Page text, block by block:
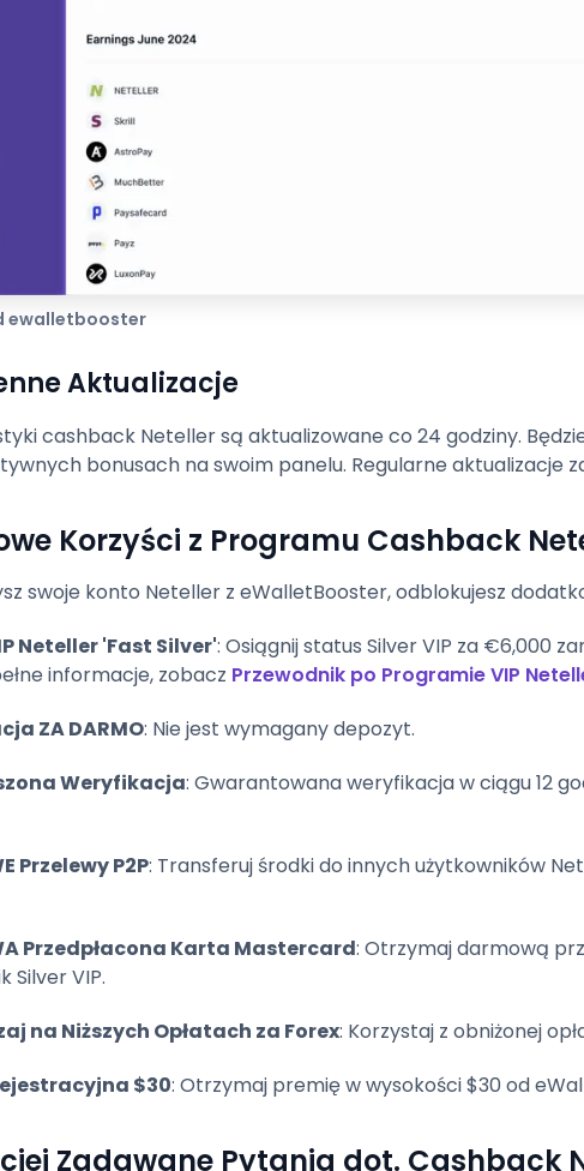
ewalletbooster
Aktualizacje
cashback Neteller są aktualizowane co 24 godziny.
bonusach na swoim panelu. Regularne aktualizacje
Korzyści z Programu Cashback
swoje konto Neteller z eWalletBooster, odblokujesz
Neteller 'Fast Silver': Osiągnij status Silver VIP za €6,000
informacje, zobacz Przewodnik po Programie VIP
ZA DARMO: Nie jest wymagany depozyt.
Weryfikacja: Gwarantowana weryfikacja w ciągu 12
Przelewy P2P: Transferuj środki do innych użytkowników
Przedpłacona Karta Mastercard: Otrzymaj darmową
Silver VIP.
na Niższych Opłatach za Forex: Korzystaj z obniżonej
$30: Otrzymaj premię w wysokości $30 od
Zadawane Pytania dot. Cashback